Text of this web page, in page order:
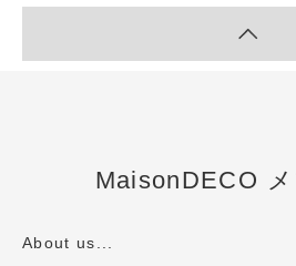
MaisonDECO
About us...